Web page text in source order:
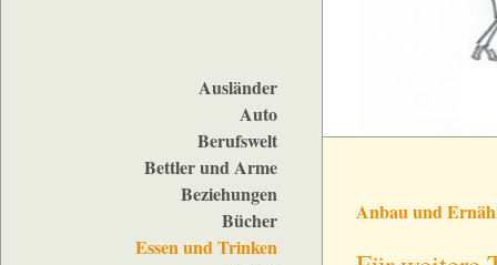
Ausländer
Auto
Berufswelt
Bettler und Arme
Beziehungen
Bücher
Essen und Trinken
Anbau und